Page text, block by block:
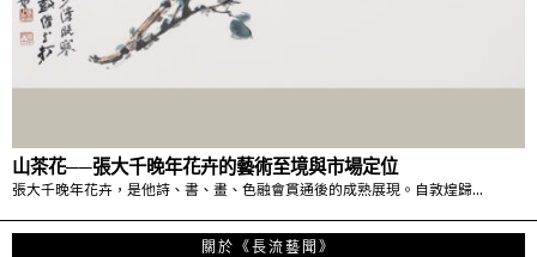
山茶花──張大千晚年花卉的藝術至境與市場定位
張大千晚年花卉，是他詩、書、畫、色融會貫通後的成熟展現。自敦煌歸…
關於《長流藝聞》